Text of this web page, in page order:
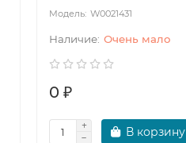
W0021431
Очень мало
0 ₽
В корзину